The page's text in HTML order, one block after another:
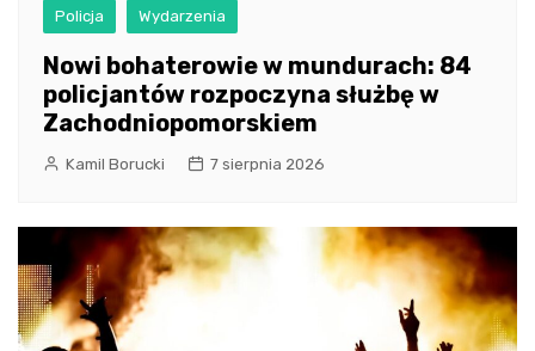
Policja Wydarzenia
Nowi bohaterowie w mundurach: 84
policjantów rozpoczyna służbę w
Zachodniopomorskiem
Kamil Borucki 7 sierpnia 2026